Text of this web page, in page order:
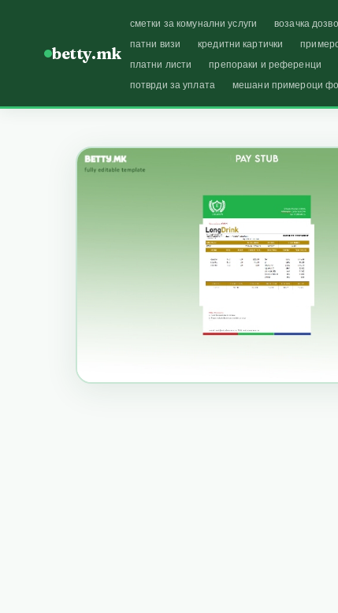
betty.mk
сметки за комунални услуги возачка
патни визи
кредитни картички
платни листи
препораки и референци
потврди за уплата
мешани примероци